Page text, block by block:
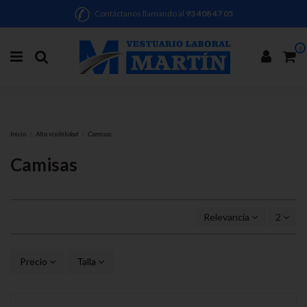
Contáctanos llamando al 93 408 47 05
0
Inicio Alta visibilidad Camisas
Camisas
Relevancia 2
Precio Talla